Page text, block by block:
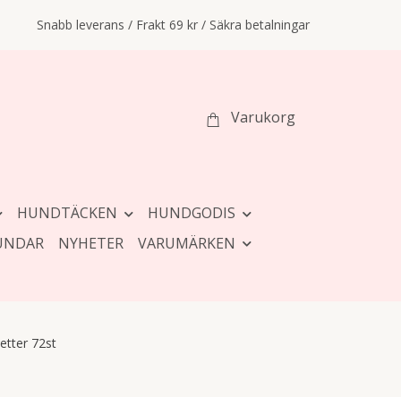
Snabb leverans / Frakt 69 kr / Säkra betalningar
Varukorg
HUNDTÄCKEN
HUNDGODIS
NYHETER
VARUMÄRKEN
72st